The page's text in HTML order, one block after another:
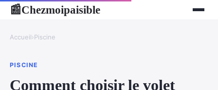
📰Chezmoipaisible
Accueil›Piscine
PISCINE
Comment choisir le volet